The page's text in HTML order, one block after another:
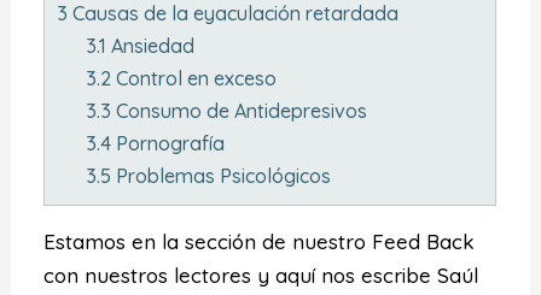
3 Causas de la eyaculación retardada
3.1 Ansiedad
3.2 Control en exceso
3.3 Consumo de Antidepresivos
3.4 Pornografía
3.5 Problemas Psicológicos
Estamos en la sección de nuestro Feed Back
con nuestros lectores y aquí nos escribe Saúl